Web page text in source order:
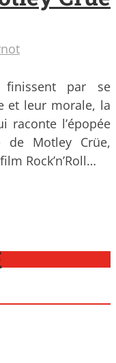
par se
et leur morale, la
raconte l’épopée
de Motley Crüe,
Rock’n’Roll…